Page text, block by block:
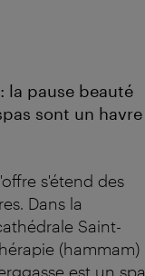
la pause beauté
sont un havre
s'étend des
Dans la
Saint-
(hammam)
est un spa